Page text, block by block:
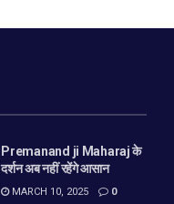
Premanand ji Maharaj के
दर्शन अब नहीं रहेंगे आसान
MARCH 10, 2025 0